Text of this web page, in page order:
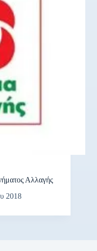
Αλλαγής
2018